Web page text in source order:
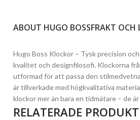
ABOUT HUGO BOSSFRAKT OCH
Hugo Boss Klockor – Tysk precision
kvalitet och designfilosofi. Klockorna
utformad för att passa den
är tillverkade med högkvalitativa
klockor mer än bara en tidmätare – de
RELATERADE